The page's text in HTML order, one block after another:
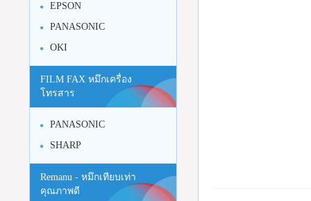
EPSON
PANASONIC
OKI
FILM FAX หมึกเครื่อง
โทรสาร
PANASONIC
SHARP
Remanu - หมึกเทียบเท่า
คุณภาพดี